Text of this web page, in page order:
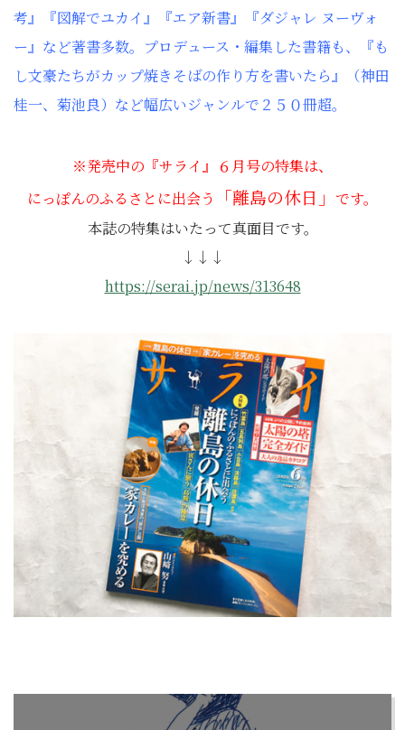
考』『図解でユカイ』『エア新書』『ダジャレ ヌーヴォ
ー』など著書多数。プロデュース・編集した書籍も、『も
し文豪たちがカップ焼きそばの作り方を書いたら』（神田
桂一、菊池良）など幅広いジャンルで２５０冊超。
※発売中の『サライ』６月号の特集は、
にっぽんのふるさとに出会う
「離島の休日」 です。
本誌の特集はいたって真面目です。
↓↓↓
https://serai.jp/news/313648